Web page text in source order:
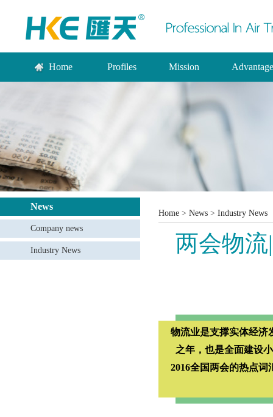
Home Profiles Mission Advantage
News
Company news
Industry News
Home > News > Industry News
两会物
物流业是支撑实体经济
之年，也是全面建设
2016全国两会的热点